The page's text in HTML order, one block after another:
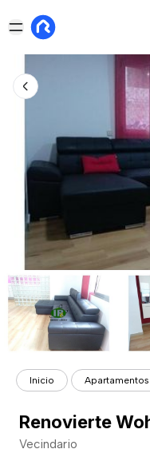
Inicio Apartamentos
Vecindario